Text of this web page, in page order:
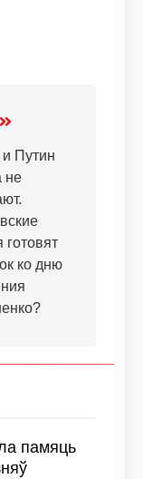
и Путин
не
готовят
ко дню
памяць